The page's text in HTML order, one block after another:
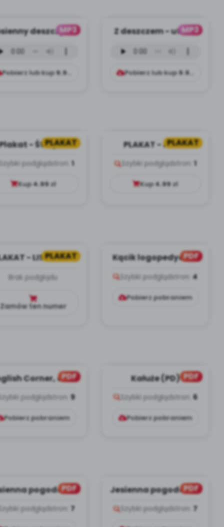
MP3
deszczyk -
(PD,
Pobierz lub kup9.99
MP3
Z deszczem - utwór
mp3)
Pobierz lub kup9.99
PLAKAT
- ŚWIĘTO
Szybki podglądstron:1
Kup4.99zł
PLAKAT
PLAKAT - MAPA
Szybki podglądstron: 1
Kup4.99zł
PLAKAT
- LISTOPAD
Brak podglądu
Zamów ten numer
PDF
Kącik logopedyczny
Szybki podglądstron:4
Pobierz pobraniem
PDF
Corner, cz. 3
Szybki podglądstron:9
Pobierz pobraniem
PDF
Kałuże (PD)
Szybki podglądstron: 6
Pobierz pobraniem
PDF
pogoda, cz.
Szybki podgląd stron: 7
PDF
Jesienna pogoda, cz.
Szybki podgląd stron: 7